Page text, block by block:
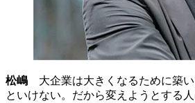
松嶋 大企業は大きくなるために築
といけない。だから変えようとする